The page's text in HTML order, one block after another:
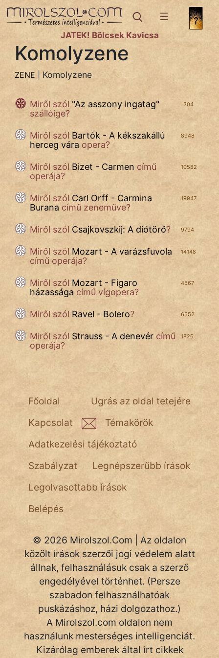
ZENEtémák:
Komolyzene
Könnyűzene
És
KÖZMONDÁS
PSZICHO
ÉLETMÓD
MAGYARSÁG
És
Népszerű szerzőink:
Hunor
Jób Gedeon
Láron Ádám
mikkamakka
vörös ördög
nagyöreg
Név nélkül
szegény legény
Hoffer Botond
szemfüles
JÁTÉK! Bölcsek Kavicsa
Komolyzene
ZENE Komolyzene
304
Miről szól "Az asszony ingatag"
szállóige?
8948
Miről szól Bartók - A kékszakállú
herceg vára opera?
10582
Miről szól Bizet - Carmen című
operája?
19947
Miről szól Carl Orff - Carmina
Burana című zeneműve?
9794
Miről szól Csajkovszkij: A diótörő?
14148
Miről szól Mozart - A varázsfuvola
című operája?
4567
Miről szól Mozart - Figaro
házassága című vígopera?
6552
Miről szól Ravel - Bolero?
1826
Miről szól Strauss - A denevér című
operája?
Ugrás az oldal tetejére
Főoldal
Kapcsolat
Témakörök
Adatkezelési tájékoztató
Szabályzat
Legnépszerűbb írások
Legolvasottabb írások
Belépés
© 2026 Mirolszol.Com | Az oldalon
közölt írások szerzői jogi védelem alatt
állnak, felhasználásuk csak a szerző
engedélyével történhet. (Persze
szabadon felhasználhatóak
puskázáshoz, házi dolgozathoz.)
A Mirolszol.com oldalon nem
használunk mesterséges intelligenciát.
Kizárólag emberek által írt cikkek